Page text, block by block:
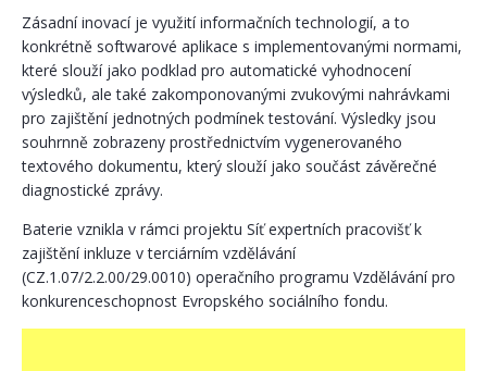
Zásadní inovací je využití informačních technologií, a to
konkrétně softwarové aplikace s implementovanými normami,
které slouží jako podklad pro automatické vyhodnocení
výsledků, ale také zakomponovanými zvukovými nahrávkami
pro zajištění jednotných podmínek testování. Výsledky jsou
souhrnně zobrazeny prostřednictvím vygenerovaného
textového dokumentu, který slouží jako součást závěrečné
diagnostické zprávy.
Baterie vznikla v rámci projektu Síť expertních pracovišť k
zajištění inkluze v terciárním vzdělávání
(CZ.1.07/2.2.00/29.0010) operačního programu Vzdělávání pro
konkurenceschopnost Evropského sociálního fondu.